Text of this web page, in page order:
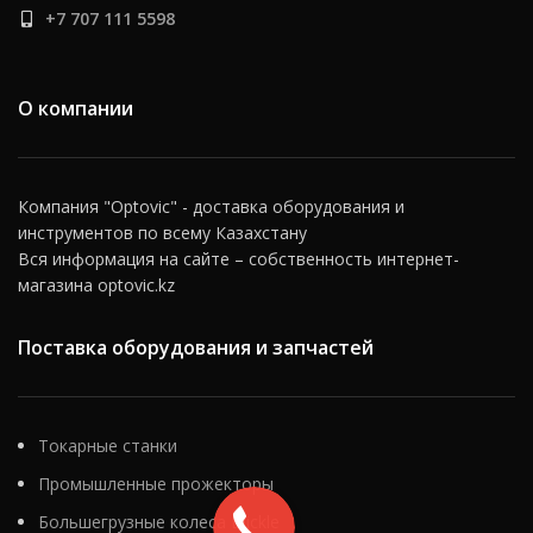
+7 707 111 5598
О компании
Компания "Optovic" - доставка оборудования и
инструментов по всему Казахстану
Вся информация на сайте – собственность интернет-
магазина optovic.kz
Поставка оборудования и запчастей
Токарные станки
Промышленные прожекторы
Большегрузные колеса Blickle